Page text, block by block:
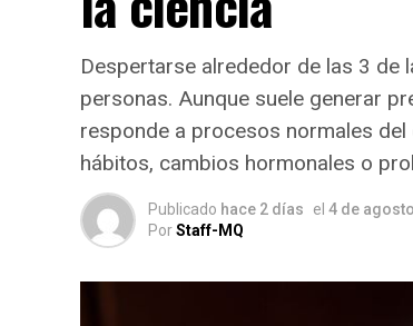
¿Quién fue San
San Cayetano nació el1 de
dedicarse por completo a la
Fue secretario del papaJulio II
Orden de Clérigos Regulares
y la asistencia a los más
Despertarse alrededor de las 3 de
personas. Aunque suele generar
responde a procesos normales
hábitos, cambios hormonales o
Publicado hace 2 días el 4 de
PorStaff-MQ